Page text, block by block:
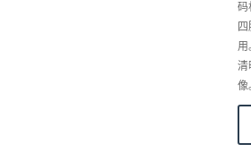
码
用
清
像